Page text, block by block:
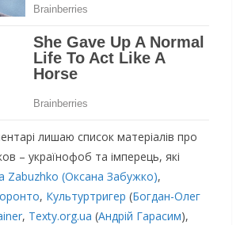
лишаю список матеріалів про
– українофоб та імперець, які
Zabuzhko (Оксана Забужко),
, Культуртригер (Богдан-Олег
, Texty.org.ua (Андрій Гарасим),